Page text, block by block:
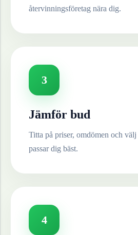
återvinningsföretag nära dig.
3
Jämför bud
Titta på priser, omdömen och
passar dig bäst.
4